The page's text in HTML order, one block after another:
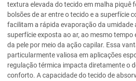
textura elevada do tecido em malha piquê
bolsões de ar entre o tecido e a superfície
facilitam a rápida evaporação da umidade
superfície exposta ao ar, ao mesmo
da pele por meio da ação capilar. Essa
particularmente valiosa em aplicações
regulação térmica impacta diretamente o
conforto. A capacidade do tecido de